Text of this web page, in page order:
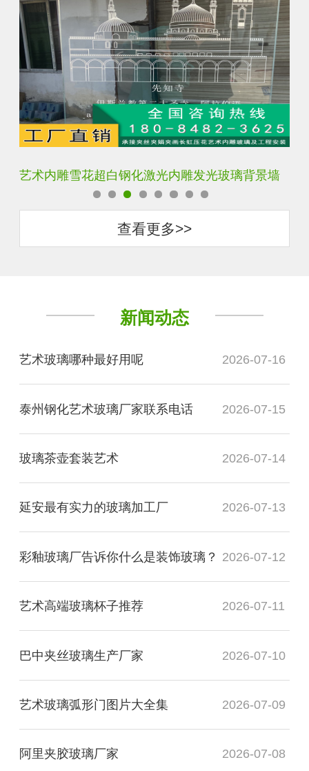
艺术内雕雪花超白钢化激光内雕发光玻璃背景墙
查看更多>>
新闻动态
艺术玻璃哪种最好用呢 2026-07-16
泰州钢化艺术玻璃厂家联系电话 2026-07-15
玻璃茶壶套装艺术 2026-07-14
延安最有实力的玻璃加工厂 2026-07-13
彩釉玻璃厂告诉你什么是装饰玻璃？ 2026-07-12
艺术高端玻璃杯子推荐 2026-07-11
巴中夹丝玻璃生产厂家 2026-07-10
艺术玻璃弧形门图片大全集 2026-07-09
阿里夹胶玻璃厂家 2026-07-08